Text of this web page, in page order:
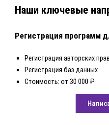
Наши ключевые
Регистрация программ
Регистрация авторских
Регистрация баз данных
Стоимость: от 30 000 ₽